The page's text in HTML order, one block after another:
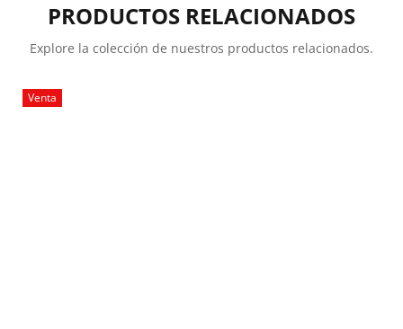
PRODUCTOS RELACIONADOS
Explore la colección de nuestros productos relacionados.
Venta